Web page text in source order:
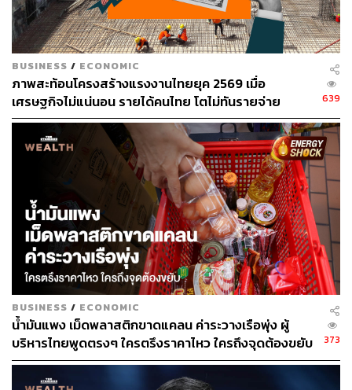
BUSINESS / ECONOMIC
ภาพสะท้อนโครงสร้างแรงงานไทยยุค 2569 เมื่อ
เศรษฐกิจไม่แน่นอน รายได้คนไทย โตไม่ทันรายจ่าย
639
BUSINESS / ECONOMIC
น้ำมันแพง เม็ดพลาสติกขาดแคลน ค่าระวางเรือพุ่ง ผู้
บริหารไทยพูดตรงๆ ใครตรึงราคาไหว ใครถึงจุดต้องขยับ
373